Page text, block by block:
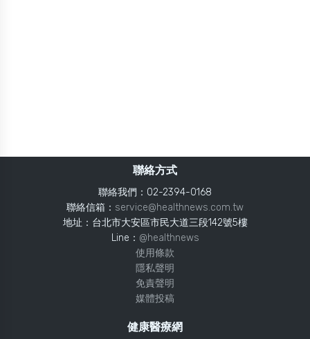
聯絡方式
聯絡我們：02-2394-0168
聯絡信箱： service@healthnews.com.tw
地址：台北市大安區市民大道三段142號5樓
Line： @healthnews
使用條款
隱私聲明
免責聲明
媒體投稿
健康醫療網